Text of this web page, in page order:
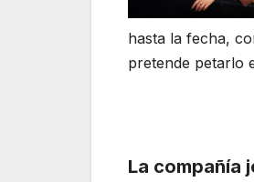
hasta la fecha,
pretende petarlo
La compañía